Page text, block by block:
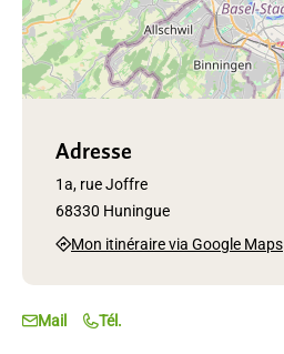
Adresse
1a, rue Joffre
68330 Huningue
Mon itinéraire via Google Maps
Mail Tél.